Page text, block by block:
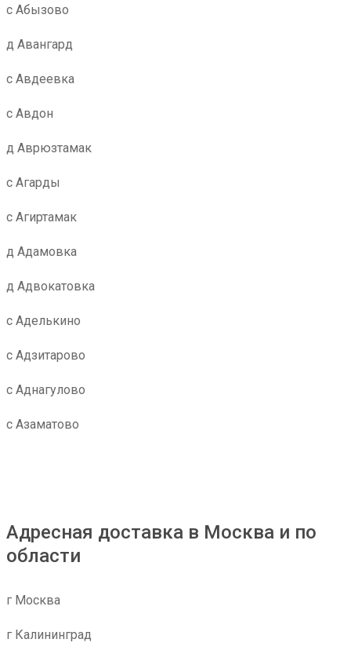
с Абызово
д Авангард
с Авдеевка
с Авдон
д Аврюзтамак
с Агарды
с Агиртамак
д Адамовка
д Адвокатовка
с Аделькино
с Адзитарово
с Аднагулово
с Азаматово
Адресная доставка в Москва и по
области
г Москва
г Калининград